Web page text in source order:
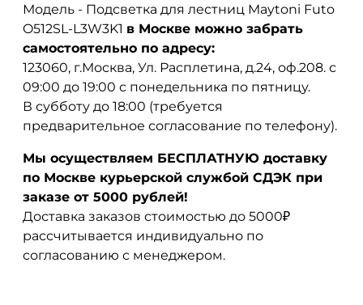
Модель - Подсветка для лестниц Maytoni Futo
O512SL-L3W3K1 в Москве можно забрать
самостоятельно по адресу:
123060, г.Москва, Ул. Расплетина, д.24, оф.208. с
09:00 до 19:00 с понедельника по пятницу.
В субботу до 18:00 (требуется
предварительное согласование по телефону).
Мы осуществляем БЕСПЛАТНУЮ доставку
по Москве курьерской службой СДЭК при
заказе от 5000 рублей!
Доставка заказов стоимостью до 5000₽
рассчитывается индивидуально по
согласованию с менеджером.